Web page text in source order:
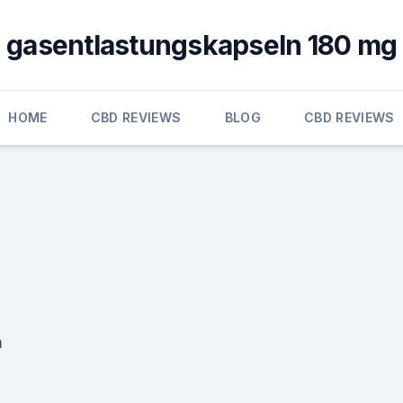
gasentlastungskapseln 180 mg
HOME CBD REVIEWS BLOG CBD REVIEWS